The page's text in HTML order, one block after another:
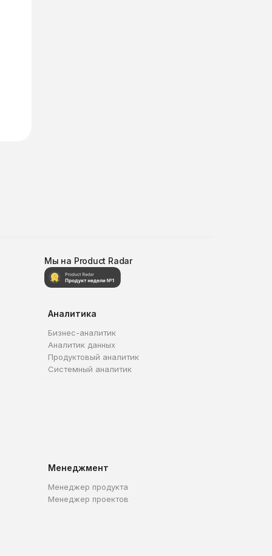
Мы на Product Radar
Аналитика
Бизнес-аналитик
Аналитик данных
Продуктовый аналитик
Системный аналитик
Менеджмент
Менеджер продукта
Менеджер проектов